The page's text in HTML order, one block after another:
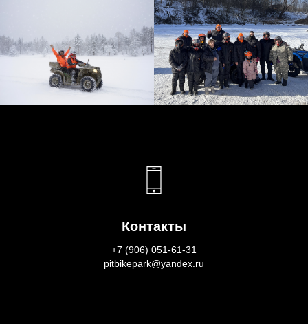
Контакты
+7 (906) 051-61-31
pitbikepark@yandex.ru